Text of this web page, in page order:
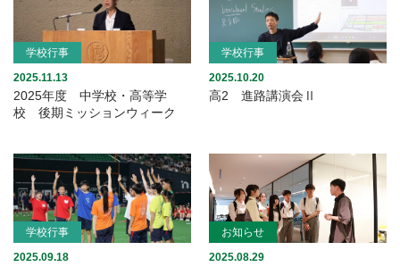
学校行事
2025.11.13
2025年度 中学校・高等学
校 後期ミッションウィーク
学校行事
2025.10.20
高2 進路講演会Ⅱ
学校行事
2025.09.18
お知らせ
2025.08.29